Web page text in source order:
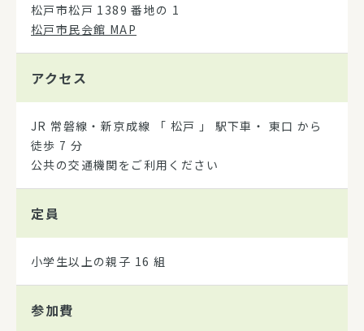
松戸市松戸 1389 番地の 1
松戸市民会館 MAP
アクセス
JR 常磐線・新京成線 「 松戸 」 駅下車・ 東口 から
徒歩 7 分
公共の交通機関をご利用ください
定員
小学生以上の親子 16 組
参加費